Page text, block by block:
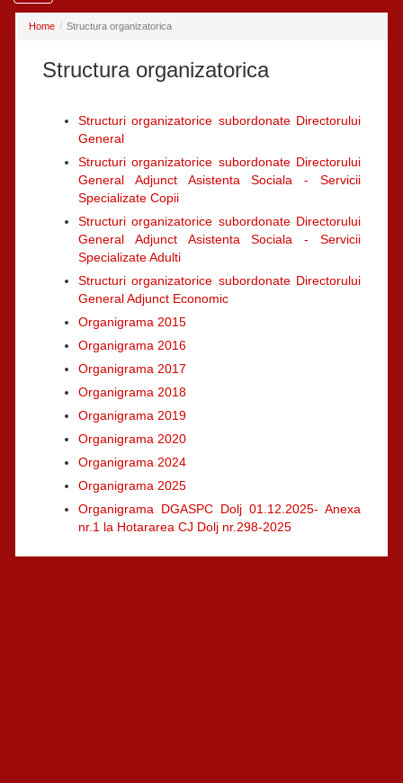
navigation
Home Structura organizatorica
Structura organizatorica
Structuri organizatorice subordonate Directorului
General
Structuri organizatorice subordonate Directorului
General Adjunct Asistenta Sociala - Servicii
Specializate Copii
Structuri organizatorice subordonate Directorului
General Adjunct Asistenta Sociala - Servicii
Specializate Adulti
Structuri organizatorice subordonate Directorului
General Adjunct Economic
Organigrama 2015
Organigrama 2016
Organigrama 2017
Organigrama 2018
Organigrama 2019
Organigrama 2020
Organigrama 2024
Organigrama 2025
Organigrama DGASPC Dolj 01.12.2025- Anexa
nr.1 la Hotararea CJ Dolj nr.298-2025